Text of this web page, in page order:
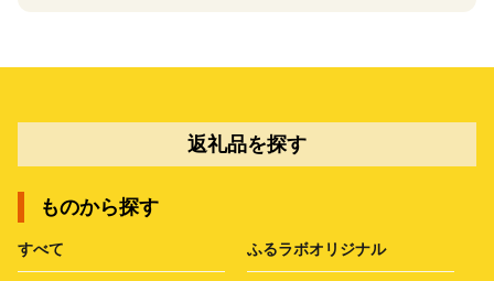
返礼品を探す
ものから探す
すべて ふるラボオリジナル